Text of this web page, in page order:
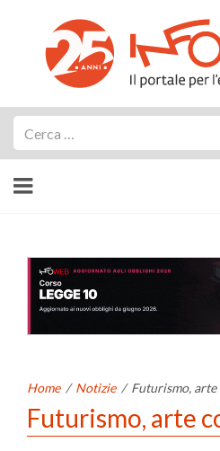
Home / Notizie / Futurismo,
Futurismo, arte